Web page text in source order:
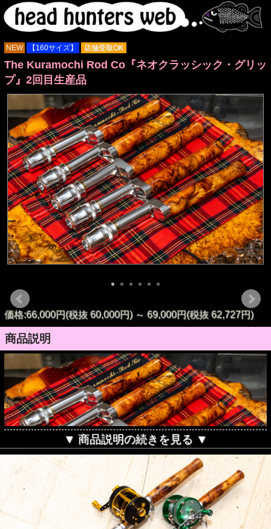
NEW 【160サイズ】 店舗受取OK
The Kuramochi Rod Co『ネオクラッシック・グリッ
プ』2回目生産品
価格:66,000円(税抜 60,000円) ～ 69,000円(税抜 62,727円)
商品説明
▼ 商品説明の続きを見る ▼